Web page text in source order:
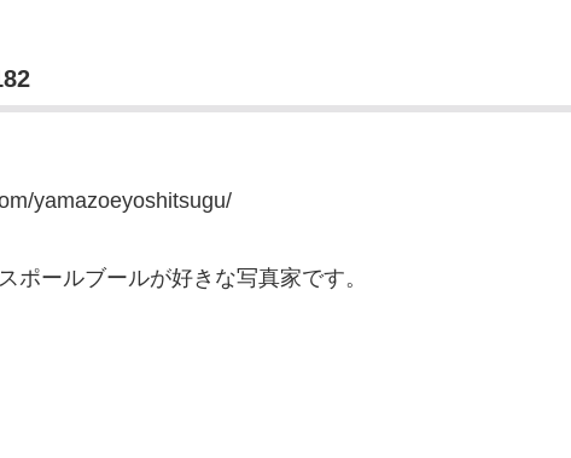
yamazoeyoshitsugu/
ポールブールが好きな写真家です。